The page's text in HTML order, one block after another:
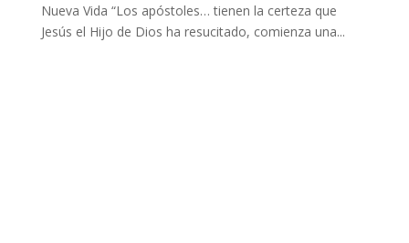
Nueva Vida “Los apóstoles… tienen la certeza que
Jesús el Hijo de Dios ha resucitado, comienza una...